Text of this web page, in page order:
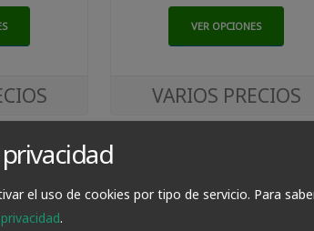
VER OPCIONES
VARIOS PRECIOS
el uso de cookies por tipo de servicio. Para
.